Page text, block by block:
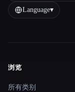
Language▾
Site
浏览
所有类别